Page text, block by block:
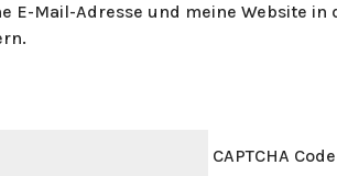
E-Mail-Adresse und meine Website
CAPTCHA Code